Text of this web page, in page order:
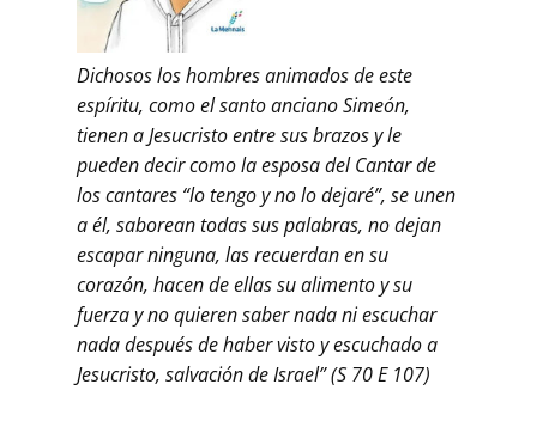
Dichosos los hombres animados de este
espíritu, como el santo anciano Simeón,
tienen a Jesucristo entre sus brazos y le
pueden decir como la esposa del Cantar de
los cantares “lo tengo y no lo dejaré”, se unen
a él, saborean todas sus palabras, no dejan
escapar ninguna, las recuerdan en su
corazón, hacen de ellas su alimento y su
fuerza y no quieren saber nada ni escuchar
nada después de haber visto y escuchado a
Jesucristo, salvación de Israel” (S 70 E 107)